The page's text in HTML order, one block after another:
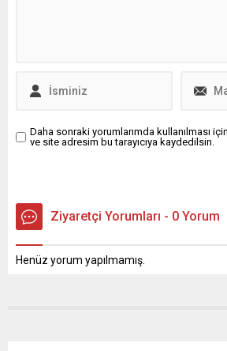
kazandırmayı...
Daha sonraki yorumlarımda kullanılması
ve site adresim bu tarayıcıya kaydedilsin.
Ziyaretçi Yorumları - 0 Yorum
Henüz yorum yapılmamış.